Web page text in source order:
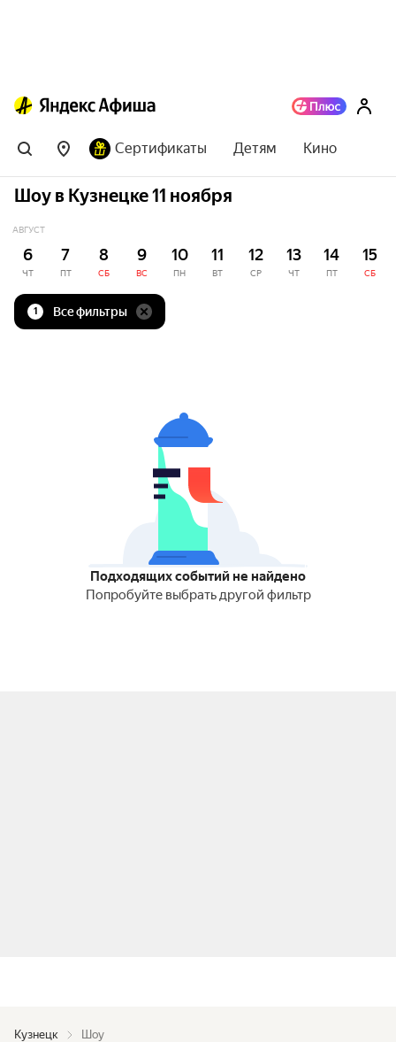
Сертификаты Детям Кино
Шоу в Кузнецке 11 ноября
АВГУСТ
6
ЧТ
7
ПТ
8
СБ
9
ВС
10
ПН
11
ВТ
12
СР
13
ЧТ
14
ПТ
15
СБ
1 Все фильтры
Подходящих событий не найдено
Попробуйте выбрать другой фильтр
Кузнецк Шоу